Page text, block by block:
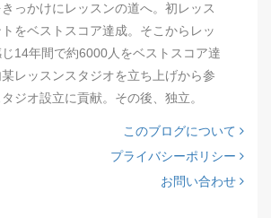
けにレッスンの道へ。初レッス
をベストスコア達成。そこからレッ
14年間で約6000人をベストスコア達
レッスンスタジオを立ち上げから参
ジオ設立に貢献。その後、独立。
このブログについて
プライバシーポリシー
お問い合わせ